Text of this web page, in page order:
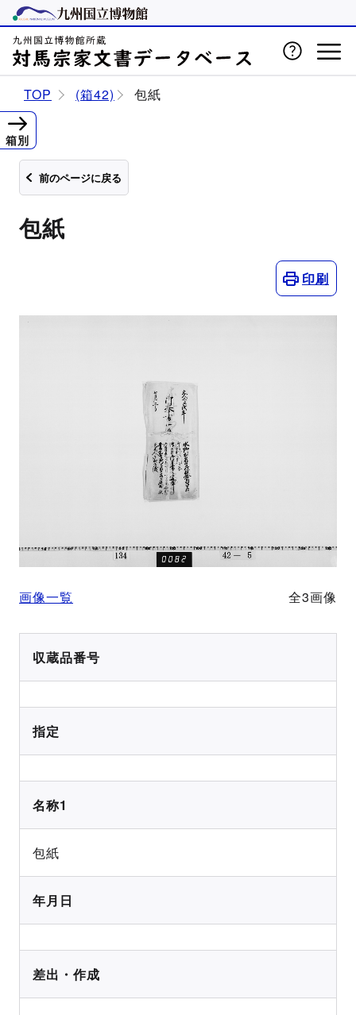
TOP (箱42) 包紙
前のページに戻る
包紙
印刷
画像一覧 全3画像
収蔵品番号
指定
名称1
包紙
年月日
差出・作成
箱別